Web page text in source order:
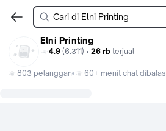
Elni Printing
4.9 (6.311) • 26 rb terjual
803 pelanggan
60+ menit chat dibalas